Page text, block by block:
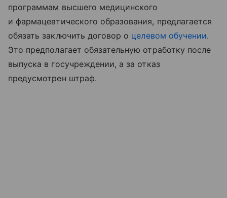
программам высшего медицинского
и фармацевтического образования, предлагается
обязать заключить договор о целевом обучении.
Это предполагает обязательную отработку после
выпуска в госучреждении, а за отказ
предусмотрен штраф.